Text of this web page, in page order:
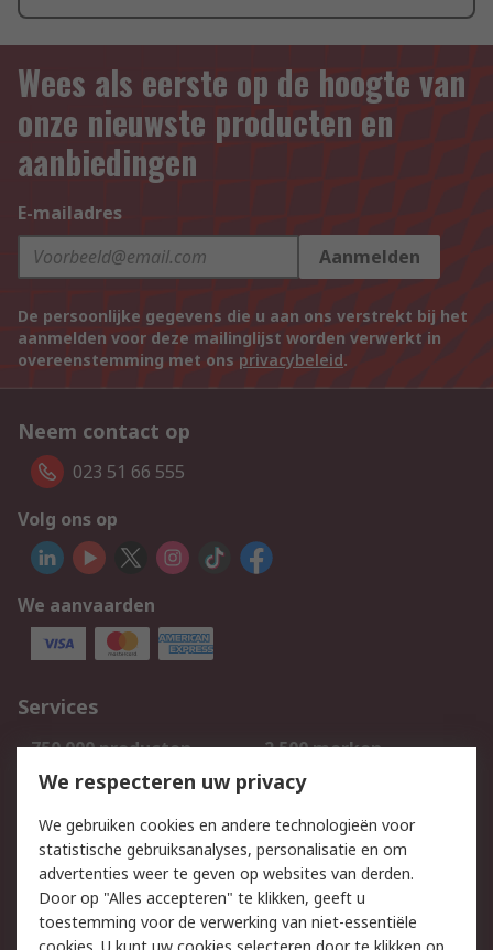
Wees als eerste op de hoogte van
onze nieuwste producten en
aanbiedingen
E-mailadres
Aanmelden
De persoonlijke gegevens die u aan ons verstrekt bij het
aanmelden voor deze mailinglijst worden verwerkt in
overeenstemming met ons privacybeleid.
Neem contact op
023 51 66 555
Volg ons op
We aanvaarden
Services
750.000 producten
2.500 merken
Bestellen
Inkoopoplossingen
Track & Trace
Wettelijk
Cookiebeleid Email veiligheid
We respecteren uw privacy
We gebruiken cookies en andere technologieën voor
statistische gebruiksanalyses, personalisatie en om
advertenties weer te geven op websites van derden.
Door op "Alles accepteren" te klikken, geeft u
toestemming voor de verwerking van niet-essentiële